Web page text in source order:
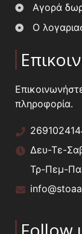
Αγορά
Ο
πληροφορία.
Δευ-Τε-
Τρ-Πεμ-